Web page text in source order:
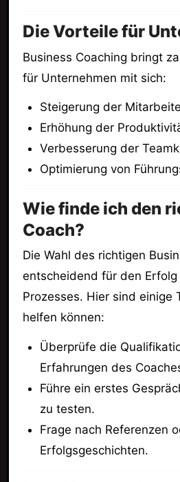
Die Vorteile für
Business Coaching bringt
für Unternehmen mit sich:
Steigerung der
Erhöhung der
Verbesserung der
Optimierung von
Wie finde ich den
Coach?
Die Wahl des richtigen
entscheidend für den
Prozesses. Hier sind einige
helfen können:
Überprüfe die
Erfahrungen des
Führe ein erstes
zu testen.
Frage nach Referenzen
Erfolgsgeschichten.